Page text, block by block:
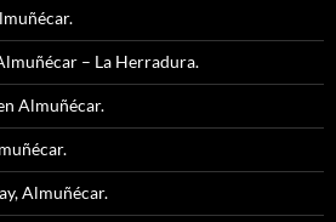
– La Herradura.
Almuñécar.
Almuñécar.